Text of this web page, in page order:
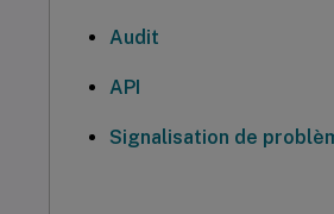
Audit
API
Signalisation de